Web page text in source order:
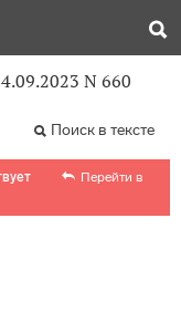
N 660
Поиск в тексте
Перейти в